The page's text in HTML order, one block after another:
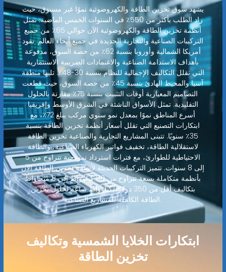
يشهد سوق تخزين الطاقة والكهروضوئية نموًا غير مسبوق، حيث
زاد الطلب بأكثر من 550٪ في السنوات الخمس الماضية. تمثل
أنظمة تخزين الطاقة والكهروضوئية الآن حوالي 65٪ من جميع
التركيبات الصناعية والتجارية الجديدة في جميع أنحاء العالم. تقود
أمريكا الشمالية وأوروبا بنسبة 62٪ من حصة السوق، مدفوعة
بأهداف الاستدامة الصناعية والاعتمادات الضريبية الاستثمارية
التي تقلل التكاليف الإجمالية للنظام بنسبة 30-48٪. تليها منطقة
آسيا والمحيط الهادئ بنسبة 45٪ من حصة السوق، حيث قطعت
التصاميم المعيارية أوقات التثبيت بنسبة 75٪ مقارنة بالحلول
التقليدية. تمثل الأسواق الناشئة في الشرق الأوسط وإفريقيا
أسرع المناطق نموًا بمعدل نمو سنوي مركب يبلغ 72٪، مع
ابتكارات التصنيع التي تقلل أسعار أنظمة تخزين الطاقة بنسبة
35٪ سنويًا. تتبنى المشاريع التجارية والصناعية تخزين الطاقة
لاستقلالية الطاقة، تخفيف فواتير الكهرباء الصناعية، والطاقة
الاحتياطية للطوارئ، مع فترات استرداد نموذجية تتراوح من 5
إلى 8 سنوات. تتميز التركيبات الحديثة لأنظمة تخزين الطاقة الآن
بأنظمة متكاملة بسعة تتراوح من 80 كيلوواط إلى 8 ميجاواط
بتكاليف أقل من 350 دولارًا/كيلوواط ساعة لحلول تخزين
الطاقة الكاملة للمشاريع الصناعية.
ابتكارات الخلايا الشمسية وتكاليف
تخزين الطاقة